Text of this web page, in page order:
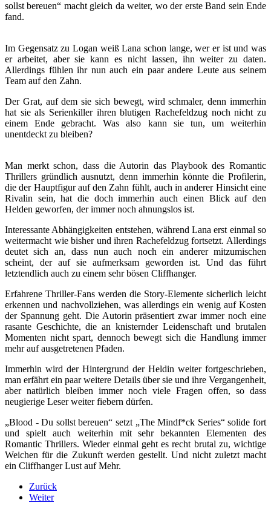
sollst bereuen“ macht gleich da weiter, wo der erste Band sein Ende
fand.
Im Gegensatz zu Logan weiß Lana schon lange, wer er ist und was
er arbeitet, aber sie kann es nicht lassen, ihn weiter zu daten.
Allerdings fühlen ihr nun auch ein paar andere Leute aus seinem
Team auf den Zahn.
Der Grat, auf dem sie sich bewegt, wird schmaler, denn immerhin
hat sie als Serienkiller ihren blutigen Rachefeldzug noch nicht zu
einem Ende gebracht. Was also kann sie tun, um weiterhin
unentdeckt zu bleiben?
Man merkt schon, dass die Autorin das Playbook des Romantic
Thrillers gründlich ausnutzt, denn immerhin könnte die Profilerin,
die der Hauptfigur auf den Zahn fühlt, auch in anderer Hinsicht eine
Rivalin sein, hat die doch immerhin auch einen Blick auf den
Helden geworfen, der immer noch ahnungslos ist.
Interessante Abhängigkeiten entstehen, während Lana erst einmal so
weitermacht wie bisher und ihren Rachefeldzug fortsetzt. Allerdings
deutet sich an, dass nun auch noch ein anderer mitzumischen
scheint, der auf sie aufmerksam geworden ist. Und das führt
letztendlich auch zu einem sehr bösen Cliffhanger.
Erfahrene Thriller-Fans werden die Story-Elemente sicherlich leicht
erkennen und nachvollziehen, was allerdings ein wenig auf Kosten
der Spannung geht. Die Autorin präsentiert zwar immer noch eine
rasante Geschichte, die an knisternder Leidenschaft und brutalen
Momenten nicht spart, dennoch bewegt sich die Handlung immer
mehr auf ausgetretenen Pfaden.
Immerhin wird der Hintergrund der Heldin weiter fortgeschrieben,
man erfährt ein paar weitere Details über sie und ihre Vergangenheit,
aber natürlich bleiben immer noch viele Fragen offen, so dass
neugierige Leser weiter fiebern dürfen.
„Blood - Du sollst bereuen“ setzt „The Mindf*ck Series“ solide fort
und spielt auch weiterhin mit sehr bekannten Elementen des
Romantic Thrillers. Wieder einmal geht es recht brutal zu, wichtige
Weichen für die Zukunft werden gestellt. Und nicht zuletzt macht
ein Cliffhanger Lust auf Mehr.
Zurück
Weiter